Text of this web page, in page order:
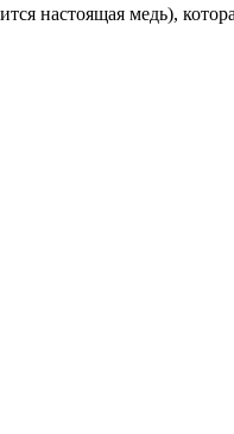
настоящая медь),